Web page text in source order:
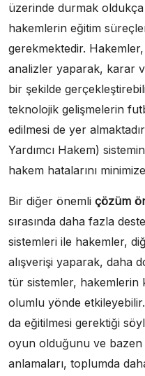
üzerinde durmak
hakemlerin eğitim
gerekmektedir.
analizler yaparak, karar
bir şekilde
teknolojik gelişmelerin
edilmesi de yer
Yardımcı Hakem)
hakem hatalarını
Bir diğer önemli çözüm
sırasında daha fazla
sistemleri ile hakemler,
alışverişi yaparak, daha
tür sistemler,
olumlu yönde
da eğitilmesi gerektiği
oyun olduğunu ve bazen
anlamaları, toplumda